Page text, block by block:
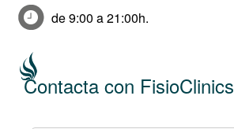
de 9:00 a 21:00h.
Contacta con FisioClinics